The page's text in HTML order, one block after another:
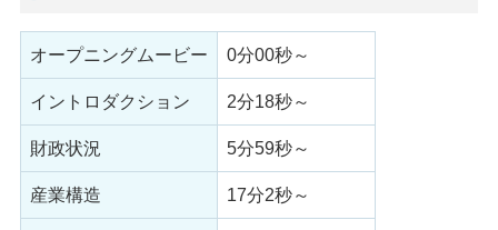
オープニングムービー 0分00秒～
イントロダクション 2分18秒～
財政状況 5分59秒～
産業構造 17分2秒～